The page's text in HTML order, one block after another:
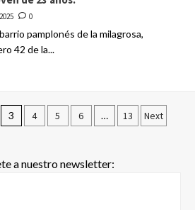
0
pamplonés de la milagrosa,
42 de la...
3 4 5 6 … 13 Next
a nuestro newsletter: